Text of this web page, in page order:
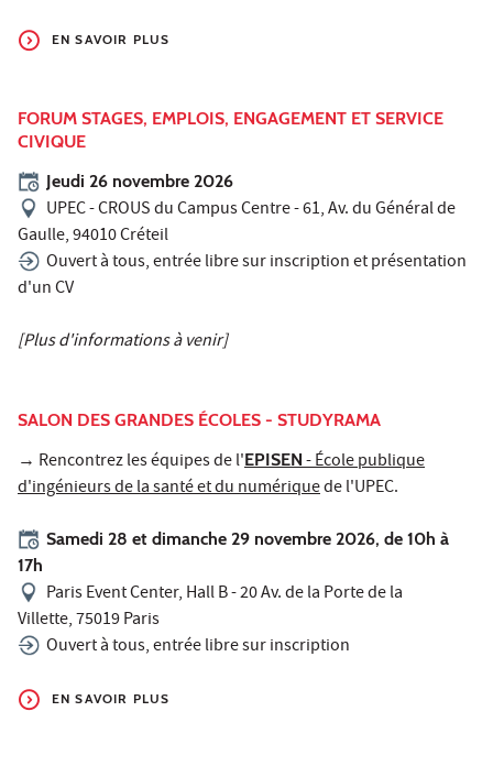
EN SAVOIR PLUS
FORUM STAGES, EMPLOIS, ENGAGEMENT ET SERVICE
CIVIQUE
Jeudi 26 novembre 2026
UPEC - CROUS du Campus Centre - 61, Av. du Général de
Gaulle, 94010 Créteil
Ouvert à tous, entrée libre sur inscription et présentation
d'un CV
[Plus d'informations à venir]
SALON DES GRANDES ÉCOLES - STUDYRAMA
→ Rencontrez les équipes de l'EPISEN- École publique
d'ingénieurs de la santé et du numériquede l'UPEC.
Samedi 28 et dimanche 29 novembre 2026, de 10h à
17h
Paris Event Center, Hall B - 20 Av. de la Porte de la
Villette, 75019 Paris
Ouvert à tous, entrée libre sur inscription
EN SAVOIR PLUS